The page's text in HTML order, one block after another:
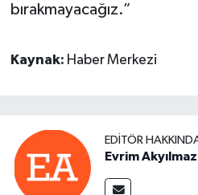
bırakmayacağız.”
Kaynak: Haber Merkezi
EDITÖR
Evrim Akyılmaz